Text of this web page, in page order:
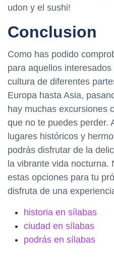
udon y el sushi!
Conclusion
Como has podido
para aquellos
cultura de diferentes
Europa hasta Asia,
hay muchas excursiones
que no te puedes perder.
lugares históricos y
podrás disfrutar de la
la vibrante vida nocturna.
estas opciones para tu
disfruta de una
historia en sílabas
ciudad en sílabas
podrás en sílabas